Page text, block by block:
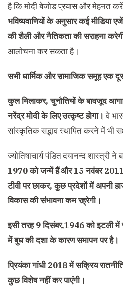
है कि मोदी बेजोड प्रयास और मेहनत
भविष्‍यवाणियों के अनुसार कई मीडिया
की शैली और नैतिकता की सराहना
आलोचना कर सकता है।
सभी धार्मिक और सामाजिक समूह एक
कुल मिलाकर, चुनौतियों के बावजूद
नरेंद्र मोदी के लिए उत्कृष्ट होगा। वे
सांस्कृतिक सद्भाव स्थापित करने में भी
ज्योतिषाचार्य पंडित दयानन्द शास्त्री ने
1970 को जन्में हैं और 15 नवंबर 2011
टीवी पर छाकर, कुछ प्रदेशों में अपनी
विकास की संभावना कम रह्रेगी।
इसी तरह 9 दिसंबर,1946 को इटली में
में बुध की दशा के कारण समापन पर है।
प्रियंका गांधी 2018 में सक्रिय
कुछ विशेष नहीं कर पाएंगी।